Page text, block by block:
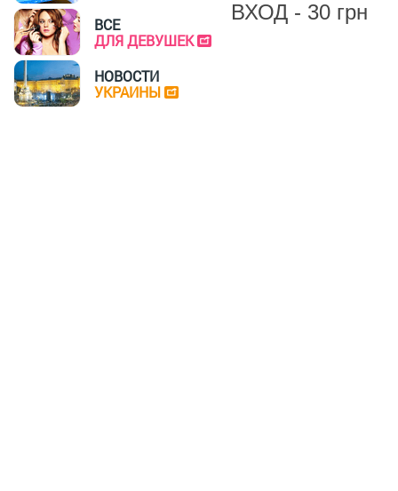
ВХОД - 30 грн
ВСЕ
ДЛЯ ДЕВУШЕК
НОВОСТИ
УКРАИНЫ